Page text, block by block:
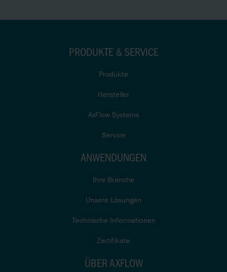
PRODUKTE & SERVICE
Produkte
Hersteller
AxFlow Systems
Service
ANWENDUNGEN
Ihre Branche
Unsere Lösungen
Technische Informationen
Zertifikate
ÜBER AXFLOW